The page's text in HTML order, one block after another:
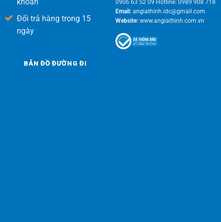
Đổi trả hàng trong 15
ngày
0906 63 52 09 Hotline: 0989 908 718
Email:angiathinh.idc@gmail.com
Website:www.angiathinh.com.vn
BẢN ĐỒ ĐƯỜNG ĐI